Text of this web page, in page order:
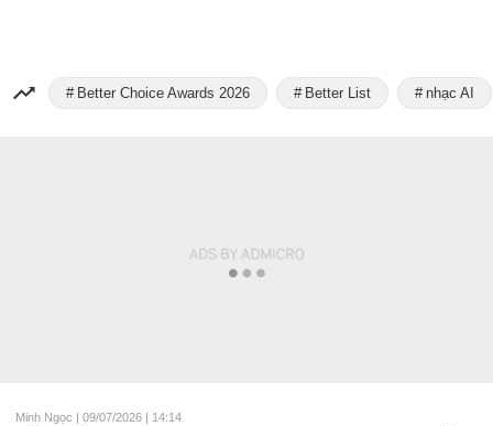
Better Choice Awards 2026 Better List nhạc AI
Minh Ngọc | 09/07/2026 | 14:14